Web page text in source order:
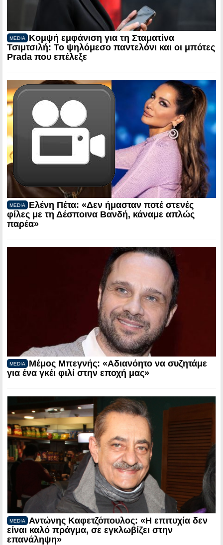
MEDIA
Κομψή εμφάνιση για τη Σταματίνα
Τσιμτσιλή: Το ψηλόμεσο παντελόνι και οι μπότες
Prada που επέλεξε
MEDIA
Ελένη Πέτα: «Δεν ήμασταν ποτέ στενές
φίλες με τη Δέσποινα Βανδή, κάναμε απλώς
παρέα»
MEDIA
Μέμος Μπεγνής: «Αδιανόητο να συζητάμε
για ένα γκέι φιλί στην εποχή μας»
MEDIA
Αντώνης Καφετζόπουλος: «Η επιτυχία δεν
είναι καλό πράγμα, σε εγκλωβίζει στην
επανάληψη»